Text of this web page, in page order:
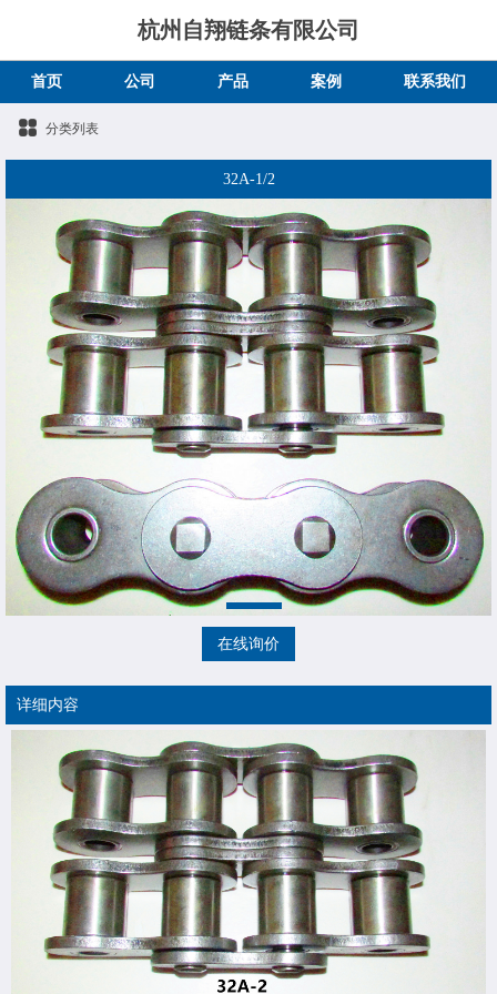
杭州自翔链条有限公司
首页 公司 产品 案例 联系我们
分类列表
32A-1/2
在线询价
详细内容